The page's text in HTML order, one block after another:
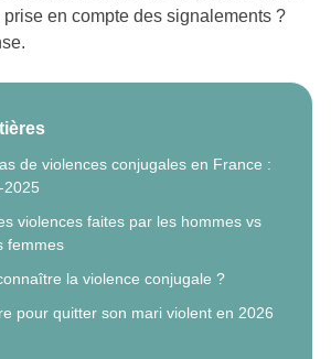
prise en compte des signalements ?
de violences conjugales en France :
2025
violences faites par les hommes vs
femmes
la violence conjugale ?
pour quitter son mari violent en 2026